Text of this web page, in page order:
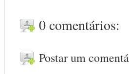
0 comentários:
Postar um